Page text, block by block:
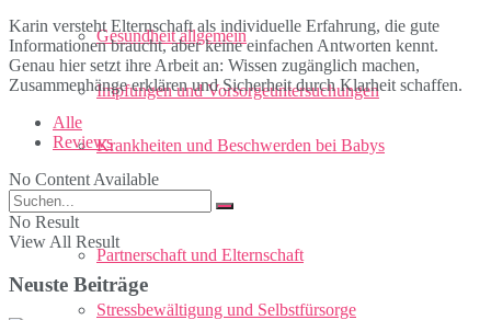
Gesundheit allgemein
Impfungen und Vorsorgeuntersuchungen
Krankheiten und Beschwerden bei Babys
Elternschaft
Partnerschaft und Elternschaft
Stressbewältigung und Selbstfürsorge
Karin versteht Elternschaft als individuelle Erfahrung, die gute
Informationen braucht, aber keine einfachen Antworten kennt.
Genau hier setzt ihre Arbeit an: Wissen zugänglich machen,
Zusammenhänge erklären und Sicherheit durch Klarheit schaffen.
Alle
Reviews
No Content Available
No Result
View All Result
Neuste Beiträge